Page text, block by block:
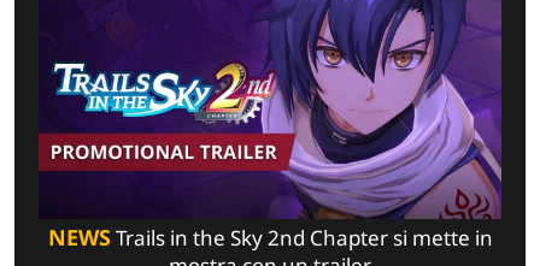
NEWSTrails in the Sky 2nd Chapter si mette in